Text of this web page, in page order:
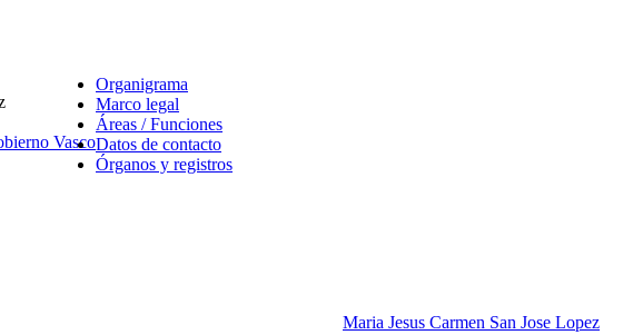
Vasco
Organigrama
Marco legal
Áreas / Funciones
Datos de contacto
Órganos y registros
Maria Jesus Carmen San Jose Lopez